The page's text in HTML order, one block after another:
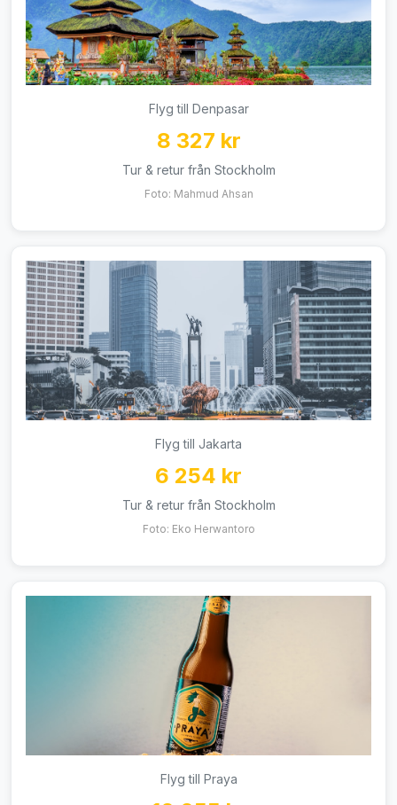
Flyg till Denpasar
8 327 kr
Tur & retur från Stockholm
Foto: Mahmud Ahsan
Flyg till Jakarta
6 254 kr
Tur & retur från Stockholm
Foto: Eko Herwantoro
Flyg till Praya